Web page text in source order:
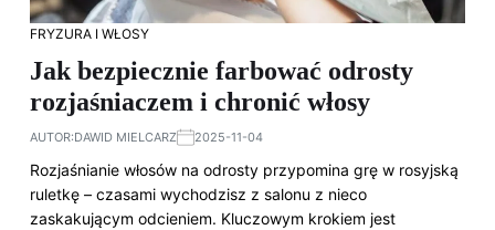
FRYZURA I WŁOSY
Jak bezpiecznie farbować odrosty
rozjaśniaczem i chronić włosy
AUTOR:DAWID MIELCARZ 2025-11-04
Rozjaśnianie włosów na odrosty przypomina grę w rosyjską
ruletkę – czasami wychodzisz z salonu z nieco
zaskakującym odcieniem. Kluczowym krokiem jest